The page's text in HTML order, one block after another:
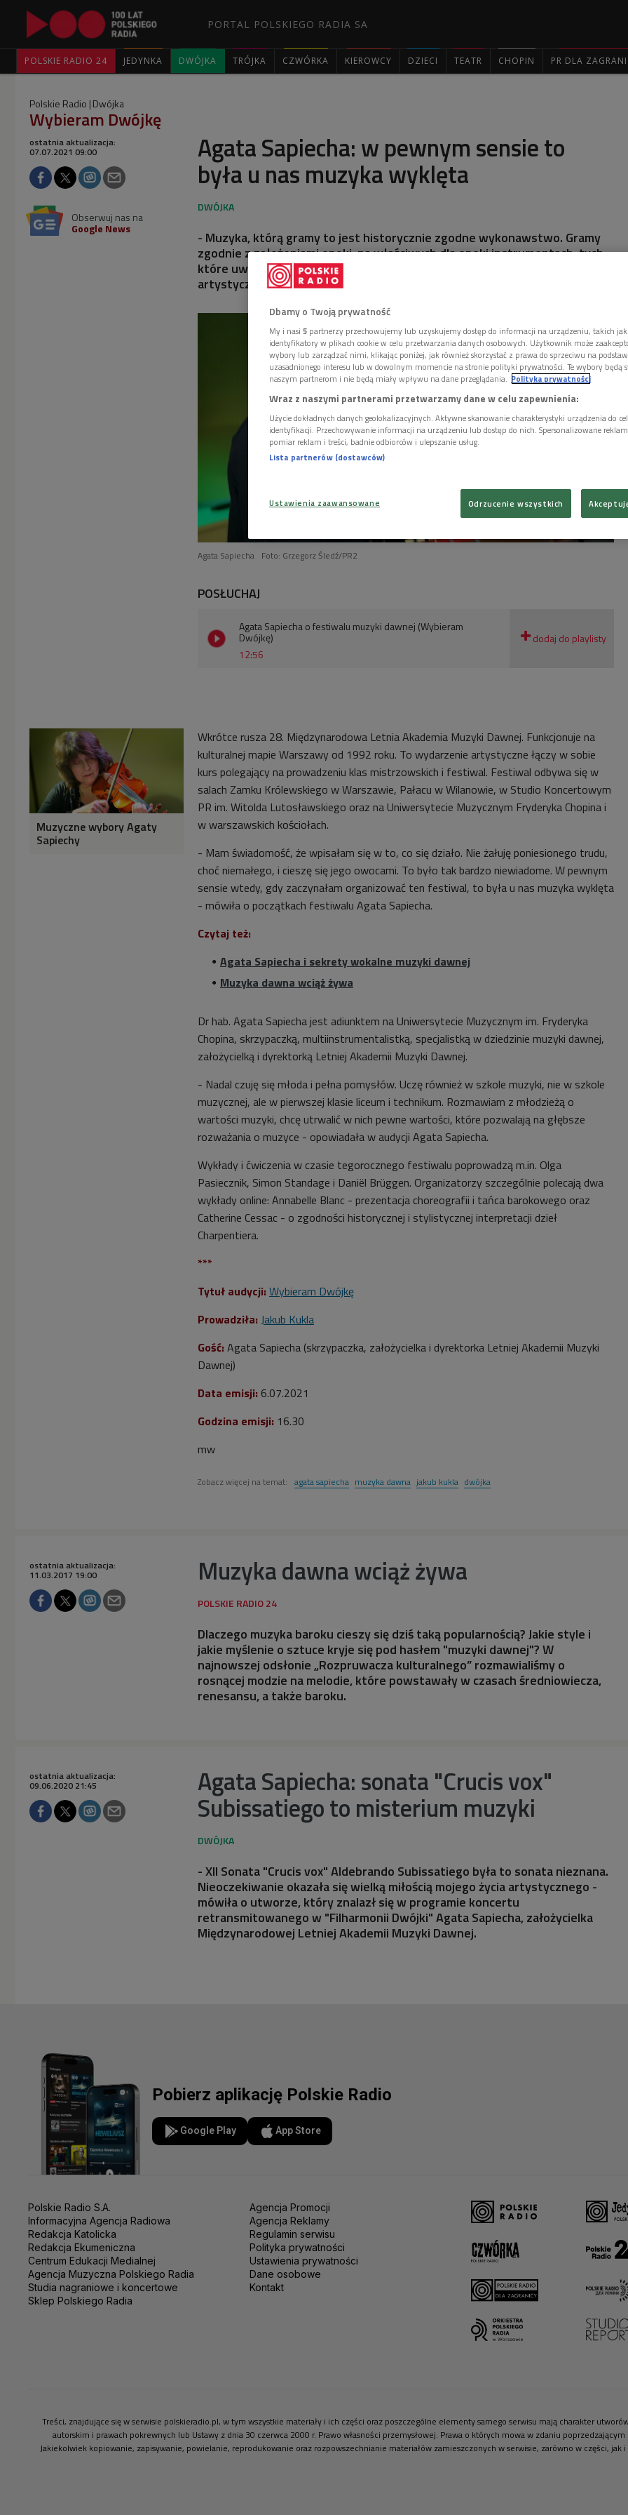
PORTAL POLSKIEGO RADIA SA
POLSKIE RADIO 24 JEDYNKA DWÓJKA TRÓJKA CZWÓRKA KIEROWCY DZIECI TEATR CHOPIN PR DLA
Polskie Radio Dwójka
Wybieram Dwójkę
Agata Sapiecha: w pewnym sensie to
była u nas muzyka wyklęta
ostatnia aktualizacja:
07.07.2021 09:00
Obserwuj nas na
Google News
- Muzyka, którą gramy to jest historycznie zgodne wykonawstwo. Gramy
zgodnie z założeniami epoki, na właściwych dla epoki instrumentach, tych
które uwzględnił kompozytor - mówiła Agata Sapiecha, dyrektorka
artystyczna Międzynarodowej Letniej Akademii Muzyki Dawnej.
Agata Sapiecha Foto: Grzegorz Śledź/PR2
POSŁUCHAJ
12:56
Agata Sapiecha o festiwalu muzyki dawnej (Wybieram
Dwójkę)
Muzyczne wybory Agaty
Sapiechy
Wkrótce rusza 28. Międzynarodowa Letnia Akademia Muzyki Dawnej. Funkcjonuje na
kulturalnej mapie Warszawy od 1992 roku. To wydarzenie artystyczne łączy w sobie
kurs polegający na prowadzeniu klas mistrzowskich i festiwal. Festiwal odbywa się w
salach Zamku Królewskiego w Warszawie, Pałacu w Wilanowie, w Studio Koncertowym
PR im. Witolda Lutosławskiego oraz na Uniwersytecie Muzycznym Fryderyka Chopina i
w warszawskich kościołach.
- Mam świadomość, że wpisałam się w to, co się działo. Nie żałuję poniesionego trudu,
choć niemałego, i cieszę się jego owocami. To było tak bardzo niewiadome. W pewnym
sensie wtedy, gdy zaczynałam organizować ten festiwal, to była u nas muzyka wyklęta
- mówiła o początkach festiwalu Agata Sapiecha.
Czytaj też:
Agata Sapiecha i sekrety wokalne muzyki dawnej
Muzyka dawna wciąż żywa
Dr hab. Agata Sapiecha jest adiunktem na Uniwersytecie Muzycznym im. Fryderyka
Chopina, skrzypaczką, multiinstrumentalistką, specjalistką w dziedzinie muzyki dawnej,
założycielką i dyrektorką Letniej Akademii Muzyki Dawnej.
- Nadal czuję się młoda i pełna pomysłów. Uczę również w szkole muzyki, nie w szkole
muzycznej, ale w pierwszej klasie liceum i technikum. Rozmawiam z młodzieżą o
wartości muzyki, chcę utrwalić w nich pewne wartości, które pozwalają na głębsze
rozważania o muzyce - opowiadała w audycji Agata Sapiecha.
Wykłady i ćwiczenia w czasie tegorocznego festiwalu poprowadzą m.in. Olga
Pasiecznik, Simon Standage i Daniël Brüggen. Organizatorzy szczególnie polecają dwa
wykłady online: Annabelle Blanc - prezentacja choreografii i tańca barokowego oraz
Catherine Cessac - o zgodności historycznej i stylistycznej interpretacji dzieł
Charpentiera.
***
Tytuł audycji: Wybieram Dwójkę
Prowadziła: Jakub Kukla
Gość: Agata Sapiecha (skrzypaczka, założycielka i dyrektorka Letniej Akademii Muzyki
Dawnej)
Data emisji: 6.07.2021
Godzina emisji: 16.30
mw
Zobacz więcej na temat: agata sapiecha muzyka dawna jakub kukla dwójka
Muzyka dawna wciąż żywa
ostatnia aktualizacja:
11.03.2017 19:00
Dlaczego muzyka baroku cieszy się dziś taką popularnością? Jakie style i
jakie myślenie o sztuce kryje się pod hasłem "muzyki dawnej"? W
najnowszej odsłonie „Rozpruwacza kulturalnego” rozmawialiśmy o
rosnącej modzie na melodie, które powstawały w czasach średniowiecza,
renesansu, a także baroku.
Agata Sapiecha: sonata "Crucis vox"
Subissatiego to misterium muzyki
ostatnia aktualizacja:
09.06.2020 21:45
- XII Sonata "Crucis vox" Aldebrando Subissatiego była to sonata nieznana.
Nieoczekiwanie okazała się wielką miłością mojego życia artystycznego -
mówiła o utworze, który znalazł się w programie koncertu
retransmitowanego w "Filharmonii Dwójki" Agata Sapiecha, założycielka
Międzynarodowej Letniej Akademii Muzyki Dawnej.
Pobierz aplikację Polskie Radio
Google Play App Store
Polskie Radio S.A.
Informacyjna Agencja Radiowa
Redakcja Katolicka
Redakcja Ekumeniczna
Centrum Edukacji Medialnej
Agencja Muzyczna Polskiego Radia
Studia nagraniowe i koncertowe
Sklep Polskiego Radia
Agencja Promocji
Agencja Reklamy
Regulamin serwisu
Polityka prywatności
Ustawienia prywatności
Dane osobowe
Kontakt
Treści, znajdujące się w serwisie polskieradio.pl, w tym wszystkie materiały i ich części oraz poszczególne elementy samego serwisu mają charakter
autorskim i prawach pokrewnych lub Ustawy z dnia 30 czerwca 2000 r. Prawo własności przemysłowej. Prawa o których mowa w zdaniu
Jakiekolwiek kopiowanie, zapisywanie, powielanie, reprodukowanie oraz rozpowszechnianie materiałów zamieszczonych w serwisie, zarówno w części,
Dbamy o Twoją prywatność
My i nasi 5 partnerzy przechowujemy lub uzyskujemy dostęp do informacji na urządzeniu, takich
identyfikatory w plikach cookie w celu przetwarzania danych osobowych. Użytkownik może
wybory lub zarządzać nimi, klikając poniżej, jak również skorzystać z prawa do sprzeciwu na
uzasadnionego interesu lub w dowolnym momencie na stronie polityki prywatności. Te wybory będą
naszym partnerom i nie będą miały wpływu na dane przeglądania. Polityka prywatności
Wraz z naszymi partnerami przetwarzamy dane w celu zapewnienia:
Użycie dokładnych danych geolokalizacyjnych. Aktywne skanowanie charakterystyki urządzenia do
identyfikacji. Przechowywanie informacji na urządzeniu lub dostęp do nich. Spersonalizowane
pomiar reklam i treści, badnie odbiorców i ulepszanie usług.
Lista partnerów (dostawców)
Ustawienia zaawansowane Odrzucenie wszystkich